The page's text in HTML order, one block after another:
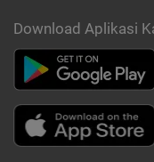
Download Aplikasi